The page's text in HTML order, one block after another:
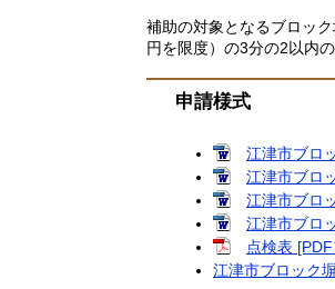
補助の対象となるブロッ
円を限度）の3分の2以内
申請様式
江津市ブロ
江津市ブロ
江津市ブロ
江津市ブロ
点検表
江津市ブロック